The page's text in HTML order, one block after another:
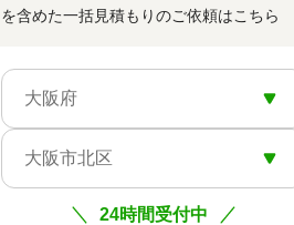
を含めた一括見積もりのご依頼はこちら
大阪府
大阪市北区
24時間受付中